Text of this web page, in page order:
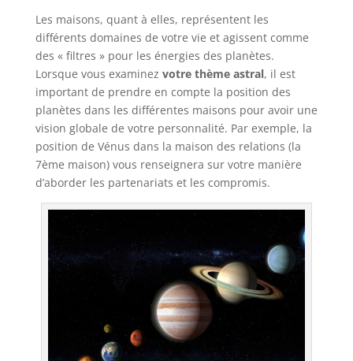
Les maisons, quant à elles, représentent les
différents domaines de votre vie et agissent comme
des « filtres » pour les énergies des planètes.
Lorsque vous examinez votre thème astral, il est
important de prendre en compte la position des
planètes dans les différentes maisons pour avoir une
vision globale de votre personnalité. Par exemple, la
position de Vénus dans la maison des relations (la
7ème maison) vous renseignera sur votre manière
d’aborder les partenariats et les compromis.